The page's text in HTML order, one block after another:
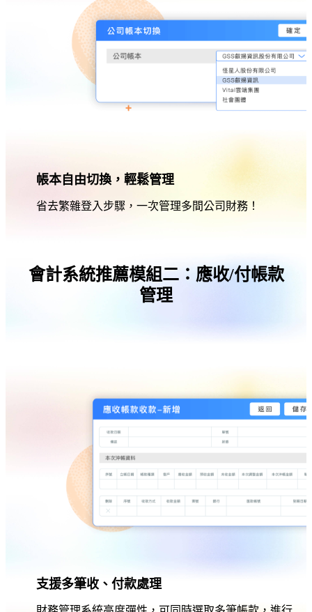
帳本自由切換，輕鬆管理
省去繁雜登入步驟，一次管理多間公司財務！
會計系統推薦模組二：應收/付帳款
管理
支援多筆收、付款處理